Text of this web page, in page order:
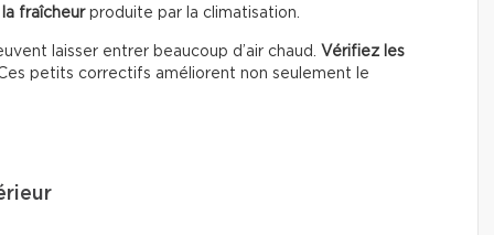
fraîcheurproduite par la climatisation.
laisser entrer beaucoup d’air chaud. Vérifiez les
petits correctifs améliorent non seulement le